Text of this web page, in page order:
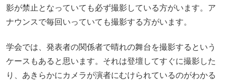
影が禁止となっていても必ず撮影している方がいます。ア
ナウンスで毎回いっていても撮影する方がいます。
学会では、発表者の関係者で晴れの舞台を撮影するという
ケースもあると思います。それは登壇してすぐに撮影した
り、あきらかにカメラが演者にむけられているのがわかる